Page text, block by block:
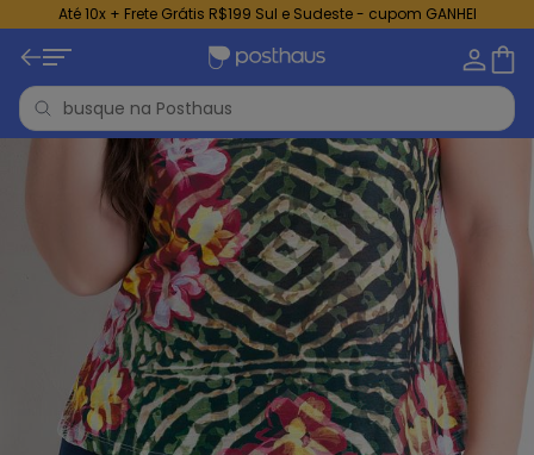
Até 10x + Frete Grátis R$199 Sul e Sudeste - cupom GANHEI